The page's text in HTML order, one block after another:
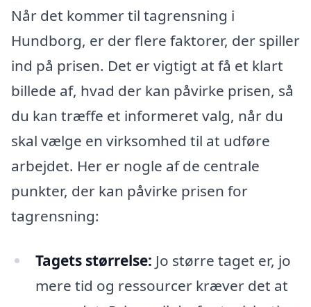
Når det kommer til tagrensning i
Hundborg, er der flere faktorer, der spiller
ind på prisen. Det er vigtigt at få et klart
billede af, hvad der kan påvirke prisen, så
du kan træffe et informeret valg, når du
skal vælge en virksomhed til at udføre
arbejdet. Her er nogle af de centrale
punkter, der kan påvirke prisen for
tagrensning:
Tagets størrelse: Jo større taget er, jo
mere tid og ressourcer kræver det at